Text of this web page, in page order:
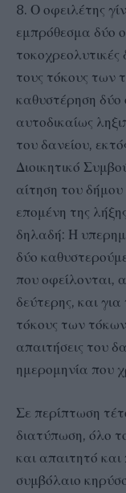
8. Ο οφειλέτης
εμπρόθεσμα δύο
τοκοχρεολυτικές
τους τόκους των
καθυστέρηση
αυτοδικαίως
του δανείου,
Διοικητικό
αίτηση του
επομένη της
δηλαδή: Η
δύο
που οφείλονται,
δεύτερης, και
τόκους των
απαιτήσεις του
ημερομηνία που
Σε περίπτωση
διατύπωση, όλο
και απαιτητό
συμβόλαιο